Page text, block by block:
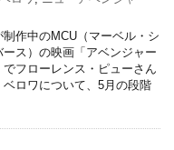
作中のMCU（マーベル・シ
ス）の映画「アベンジャー
フローレンス・ピューさん
ロワについて、5月の段階